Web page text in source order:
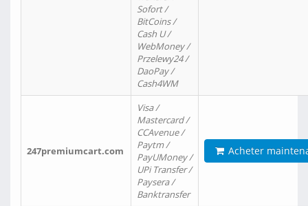
Sofort /
BitCoins /
Cash U /
WebMoney /
Przelewy24 /
DaoPay /
Cash4WM
247premiumcart.com
Visa /
Mastercard /
CCAvenue /
Paytm /
PayUMoney /
UPi Transfer /
Paysera /
Banktransfer
Acheter